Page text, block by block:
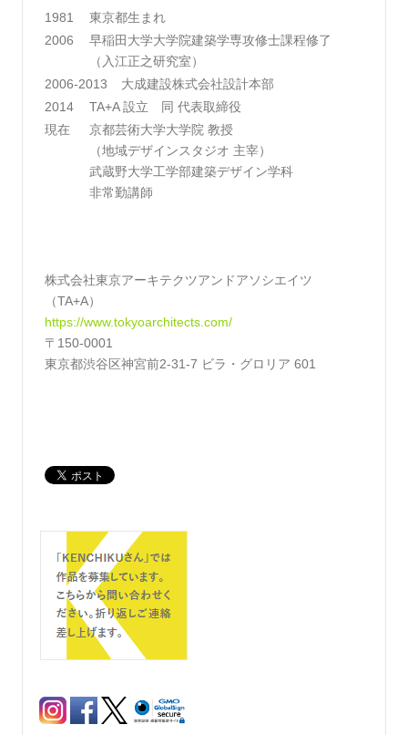
1981
東京都生まれ
2006
早稲田大学大学院建築学専攻修士課程修了
（入江正之研究室）
2006-2013
大成建設株式会社設計本部
2014
TA+A 設立 同 代表取締役
現在
京都芸術大学大学院 教授
（地域デザインスタジオ 主宰）
武蔵野大学工学部建築デザイン学科
非常勤講師
株式会社東京アーキテクツアンドアソシエイツ
（TA+A）
https://www.tokyoarchitects.com/
〒150-0001
東京都渋谷区神宮前2-31-7 ビラ・グロリア 601